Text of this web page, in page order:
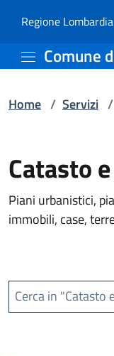
Servizi |
Regione Lombardia
Comune
Home / Servizi /
Catasto
Piani urbanistici,
immobili, case,
Cerca in "Catasto